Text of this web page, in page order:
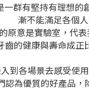
一群有堅持有理想的
漸不能滿足各個
原意是實驗室，代
齒的健康與壽命成
到各場景去感受使
認為優質的好產品，